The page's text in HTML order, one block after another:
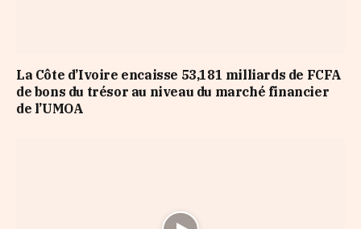
La Côte d’Ivoire encaisse 53,181 milliards de FCFA
de bons du trésor au niveau du marché financier
de l’UMOA